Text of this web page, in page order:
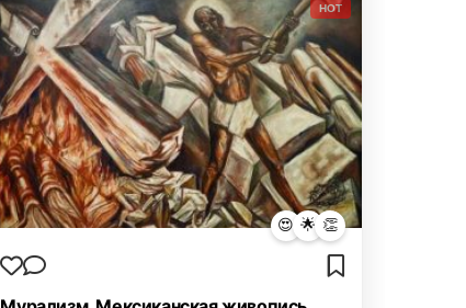
HOT
😍 🌟 👏